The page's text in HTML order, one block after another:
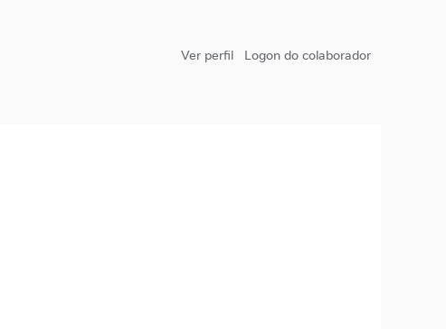
Ver perfil Logon do colaborador